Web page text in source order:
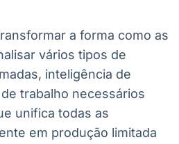
a forma como as
vários tipos de
inteligência de
trabalho necessários
unifica todas as
em produção limitada